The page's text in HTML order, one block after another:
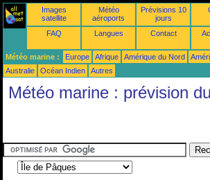
Images
satellite
Météo
aéroports
Prévisions 10
jours
FAQ Langues Contact
Météo marine : Europe Afrique Amérique du Nord
Australie
Océan Indien Autres
Météo marine : prévision